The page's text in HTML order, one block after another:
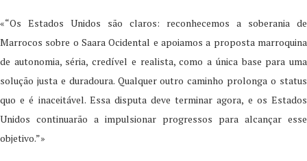
«“Os Estados Unidos são claros: reconhecemos a soberania de
Marrocos sobre o Saara Ocidental e apoiamos a proposta marroquina
de autonomia, séria, credível e realista, como a única base para uma
solução justa e duradoura. Qualquer outro caminho prolonga o status
quo e é inaceitável. Essa disputa deve terminar agora, e os Estados
Unidos continuarão a impulsionar progressos para alcançar esse
objetivo.”»